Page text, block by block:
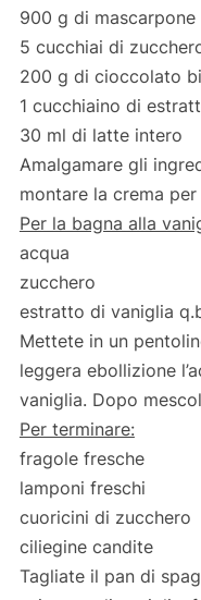
900 g di mascarpone
5 cucchiai di
200 g di cioccolato
1 cucchiaino di
30 ml di latte intero
Amalgamare gli
montare la crema
Per la bagna alla
acqua
zucchero
estratto di vaniglia
Mettete in un
leggera ebollizione
vaniglia. Dopo
Per terminare:
fragole fresche
lamponi freschi
cuoricini di zucchero
ciliegine candite
Tagliate il pan di